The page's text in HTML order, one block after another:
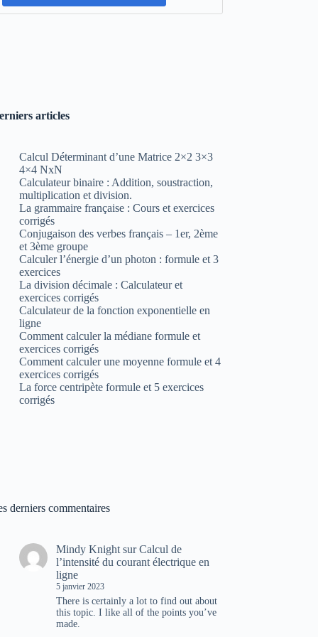
articles
Calcul Déterminant d’une Matrice 2×2 3×3
4×4 NxN
Calculateur binaire : Addition, soustraction,
multiplication et division.
La grammaire française : Cours et exercices
corrigés
Conjugaison des verbes français – 1er, 2ème
et 3ème groupe
Calculer l’énergie d’un photon : formule et 3
exercices
La division décimale : Calculateur et
exercices corrigés
Calculateur de la fonction exponentielle en
ligne
Comment calculer la médiane formule et
exercices corrigés
Comment calculer une moyenne formule et 4
exercices corrigés
La force centripète formule et 5 exercices
corrigés
derniers commentaires
Mindy Knight surCalcul de
l’intensité du courant électrique en
ligne
5 janvier 2023
There is certainly a lot to find out about
this topic. I like all of the points you’ve
made.